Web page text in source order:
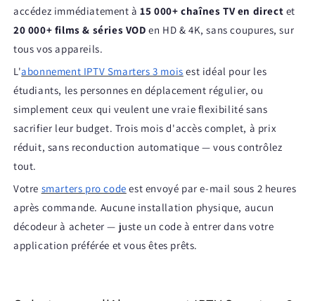
accédez immédiatement à15 000+ chaînes TV en direct et
20 000+ films & séries VOD en HD & 4K, sans coupures, sur
tous vos appareils.
L'abonnement IPTV Smarters 3 mois est idéal pour les
étudiants, les personnes en déplacement régulier, ou
simplement ceux qui veulent une vraie flexibilité sans
sacrifier leur budget. Trois mois d'accès complet, à prix
réduit, sans reconduction automatique — vous contrôlez
tout.
Votre smarters pro code est envoyé par e-mail sous 2 heures
après commande. Aucune installation physique, aucun
décodeur à acheter — juste un code à entrer dans votre
application préférée et vous êtes prêts.